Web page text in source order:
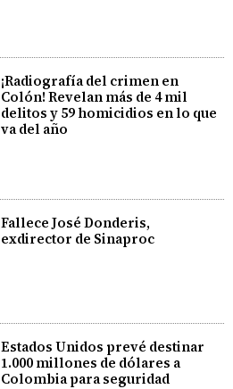
¡Radiografía del crimen en
Colón! Revelan más de 4 mil
delitos y 59 homicidios en lo que
va del año
Fallece José Donderis,
exdirector de Sinaproc
Estados Unidos prevé destinar
1.000 millones de dólares a
Colombia para seguridad